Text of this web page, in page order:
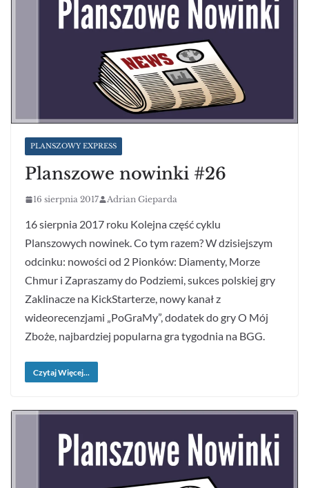
PLANSZOWY EXPRESS
Planszowe nowinki #26
16 sierpnia 2017 Adrian Gieparda
16 sierpnia 2017 roku Kolejna część cyklu
Planszowych nowinek. Co tym razem? W dzisiejszym
odcinku: nowości od 2 Pionków: Diamenty, Morze
Chmur i Zapraszamy do Podziemi, sukces polskiej gry
Zaklinacze na KickStarterze, nowy kanał z
wideorecenzjami „PoGraMy”, dodatek do gry O Mój
Zboże, najbardziej popularna gra tygodnia na BGG.
Czytaj Więcej...